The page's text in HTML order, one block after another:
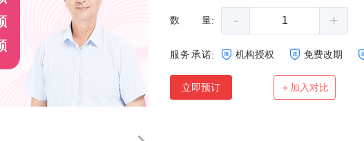
数量: - +
服务承诺: 机构授权 免费改期
立即预订 ＋加入对比